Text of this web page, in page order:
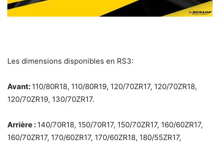
Les dimensions disponibles en RS3:
Avant: 110/80R18, 110/80R19, 120/70ZR17, 120/70ZR18,
120/70ZR19, 130/70ZR17.
Arrière : 140/70R18, 150/70R17, 150/70ZR17, 160/60ZR17,
160/70ZR17, 170/60ZR17, 170/60ZR18, 180/55ZR17,